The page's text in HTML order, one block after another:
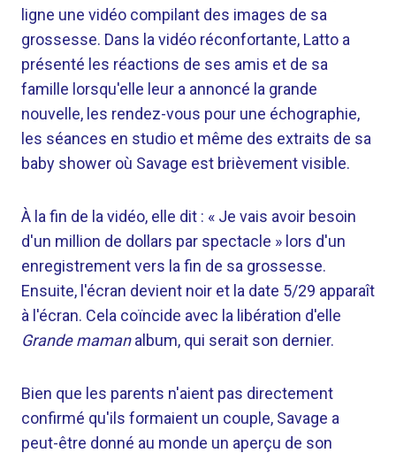
ligne une vidéo compilant des images de sa
grossesse. Dans la vidéo réconfortante, Latto a
présenté les réactions de ses amis et de sa
famille lorsqu'elle leur a annoncé la grande
nouvelle, les rendez-vous pour une échographie,
les séances en studio et même des extraits de sa
baby shower où Savage est brièvement visible.
À la fin de la vidéo, elle dit : « Je vais avoir besoin
d'un million de dollars par spectacle » lors d'un
enregistrement vers la fin de sa grossesse.
Ensuite, l'écran devient noir et la date 5/29 apparaît
à l'écran. Cela coïncide avec la libération d'elle
Grande mamanalbum, qui serait son dernier.
Bien que les parents n'aient pas directement
confirmé qu'ils formaient un couple, Savage a
peut-être donné au monde un aperçu de son